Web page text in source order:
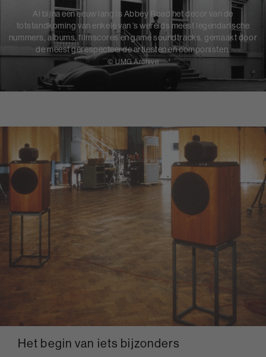
Al bijna een eeuw lang is Abbey Road het decor van de
totstandkoming van enkele van ’s werelds meest legendarische
nummers, albums, filmscores en game soundtracks, gemaakt door
de meest gerespecteerde artiesten en componisten.
© UMG Archive
Het begin van iets bijzonders